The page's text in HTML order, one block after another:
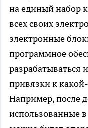
на единый набор
всех своих
электронные
программное
разрабатываться
привязки к
Например, после
использованные